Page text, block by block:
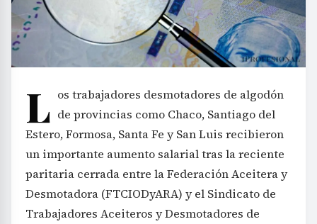
L os trabajadores desmotadores de algodón
de provincias como Chaco, Santiago del
Estero, Formosa, Santa Fe y San Luis recibieron
un importante aumento salarial tras la reciente
paritaria cerrada entre la Federación Aceitera y
Desmotadora (FTCIODyARA) y el Sindicato de
Trabajadores Aceiteros y Desmotadores de